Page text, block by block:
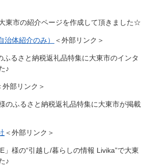
東市の紹介ページを作成して頂きました☆
治体紹介のみ） ＜外部リンク＞
ふるさと納税返礼品特集に大東市のインタ
♪
外部リンク＞
のふるさと納税返礼品特集に大東市が掲載
＜外部リンク＞
」様の“引越し/暮らしの情報 Livika”で大東
♪